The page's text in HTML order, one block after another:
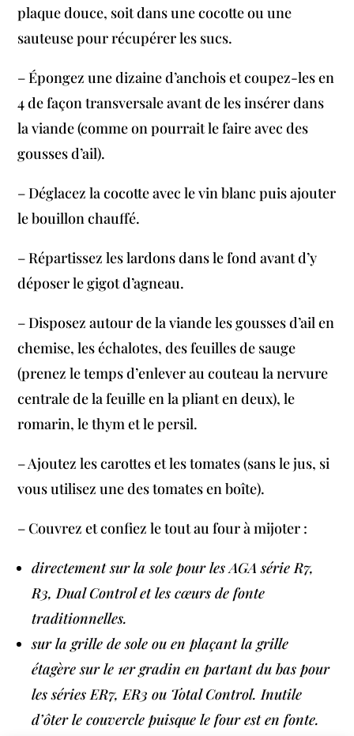
plaque douce, soit dans une cocotte ou une
sauteuse pour récupérer les sucs.
– Épongez une dizaine d’anchois et coupez-les en
4 de façon transversale avant de les insérer dans
la viande (comme on pourrait le faire avec des
gousses d’ail).
– Déglacez la cocotte avec le vin blanc puis ajouter
le bouillon chauffé.
– Répartissez les lardons dans le fond avant d’y
déposer le gigot d’agneau.
– Disposez autour de la viande les gousses d’ail en
chemise, les échalotes, des feuilles de sauge
(prenez le temps d’enlever au couteau la nervure
centrale de la feuille en la pliant en deux), le
romarin, le thym et le persil.
– Ajoutez les carottes et les tomates (sans le jus, si
vous utilisez une des tomates en boîte).
– Couvrez et confiez le tout au four à mijoter :
directement sur la sole pour les AGA série R7,
R3, Dual Control et les cœurs de fonte
traditionnelles.
sur la grille de sole ou en plaçant la grille
étagère sur le 1er gradin en partant du bas pour
les séries ER7, ER3 ou Total Control. Inutile
d’ôter le couvercle puisque le four est en fonte.